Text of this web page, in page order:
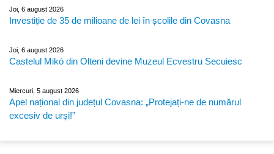
Joi, 6 august 2026
Investiție de 35 de milioane de lei în școlile din Covasna
Joi, 6 august 2026
Castelul Mikó din Olteni devine Muzeul Ecvestru Secuiesc
Miercuri, 5 august 2026
Apel național din județul Covasna: „Protejați-ne de numărul
excesiv de urși!”